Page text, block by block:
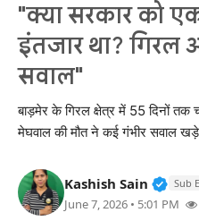
राजस्थान
राजनीति
क्राइम
बॉलीवुड
"क्या सरकार को
इंतजार था? गिरल
सवाल"
बाड़मेर के गिरल क्षेत्र में 55 दिनों
मेघवाल की मौत ने कई गंभीर सवाल
Kashish Sain Sub
June 7, 2026 • 5:01 PM